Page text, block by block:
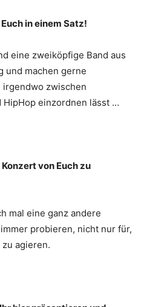
in einem Satz!
eine zweiköpfige Band aus
und machen gerne
irgendwo zwischen
HipHop einzordnen lässt …
von Euch zu
mal eine ganz andere
probieren, nicht nur für,
agieren.